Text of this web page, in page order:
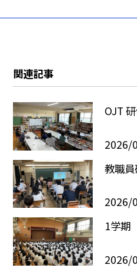
関連記事
OJT
2026/
教職
2026/
1学
2026/